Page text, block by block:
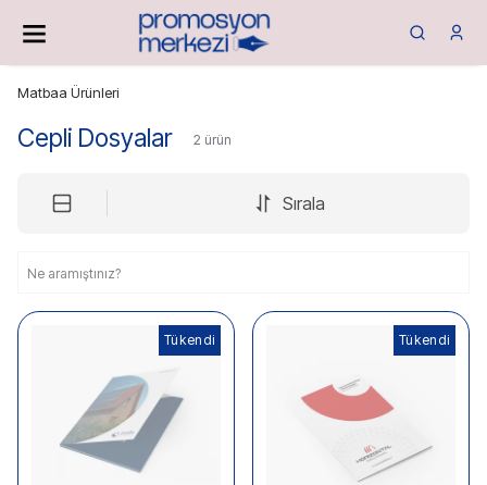
Matbaa Ürünleri
Cepli Dosyalar 2 ürün
Sırala
Tükendi Tükendi